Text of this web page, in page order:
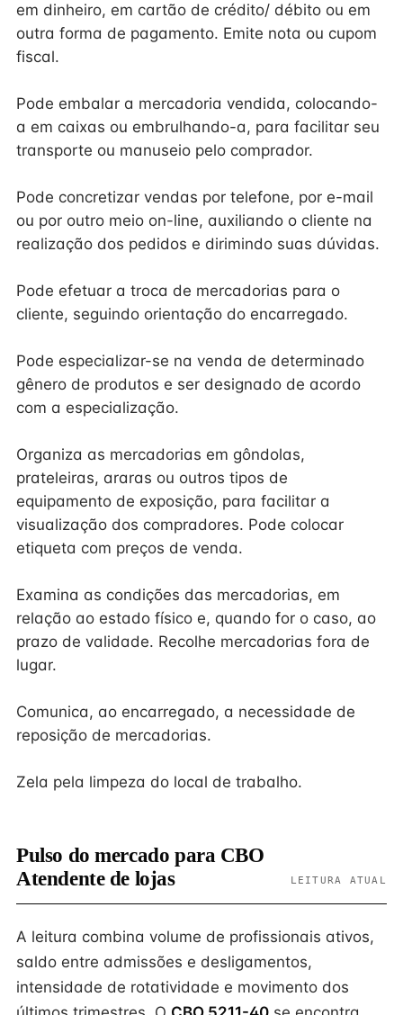
em dinheiro, em cartão de crédito/ débito ou em
outra forma de pagamento. Emite nota ou cupom
fiscal.
Pode embalar a mercadoria vendida, colocando-
a em caixas ou embrulhando-a, para facilitar seu
transporte ou manuseio pelo comprador.
Pode concretizar vendas por telefone, por e-mail
ou por outro meio on-line, auxiliando o cliente na
realização dos pedidos e dirimindo suas dúvidas.
Pode efetuar a troca de mercadorias para o
cliente, seguindo orientação do encarregado.
Pode especializar-se na venda de determinado
gênero de produtos e ser designado de acordo
com a especialização.
Organiza as mercadorias em gôndolas,
prateleiras, araras ou outros tipos de
equipamento de exposição, para facilitar a
visualização dos compradores. Pode colocar
etiqueta com preços de venda.
Examina as condições das mercadorias, em
relação ao estado físico e, quando for o caso, ao
prazo de validade. Recolhe mercadorias fora de
lugar.
Comunica, ao encarregado, a necessidade de
reposição de mercadorias.
Zela pela limpeza do local de trabalho.
Pulso do mercado para CBO
Atendente de lojas
LEITURA ATUAL
A leitura combina volume de profissionais ativos,
saldo entre admissões e desligamentos,
intensidade de rotatividade e movimento dos